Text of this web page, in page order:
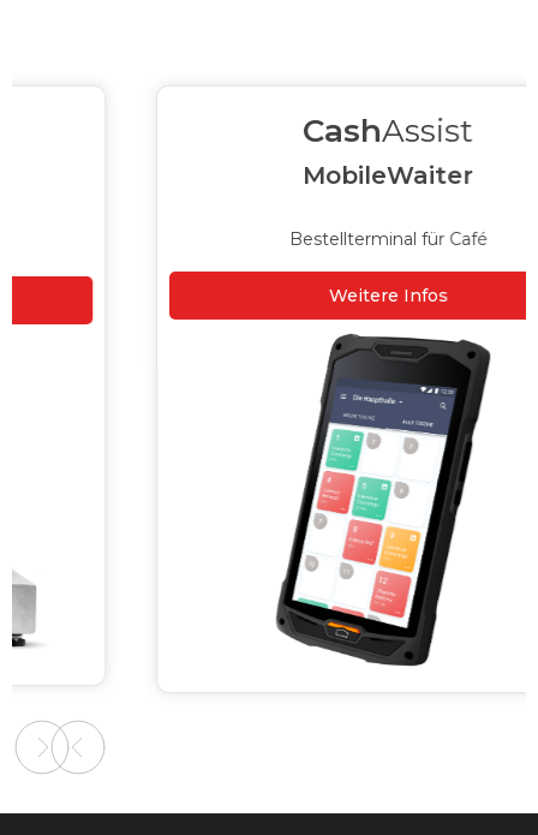
Assist
MobileWaiter
Bestellterminal für Café
Slide 2 of 2.